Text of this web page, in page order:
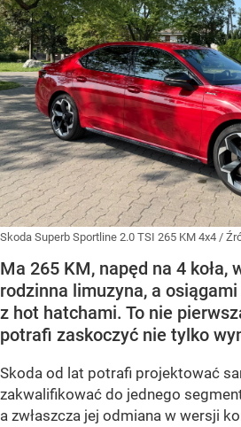
Skoda Superb Sportline 2.0 TSI 265 KM 4x4 /
Ma 265 KM, napęd na 4 koła,
rodzinna limuzyna, a
z hot hatchami. To nie
potrafi zaskoczyć nie tylko
Skoda od lat potrafi projektować
zakwalifikować do jednego
a zwłaszcza jej odmiana w wersji